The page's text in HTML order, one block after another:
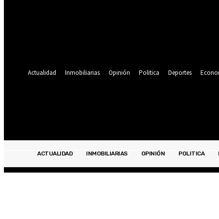
Actualidad
Inmobiliarias Opinión Politica Deportes
ACTUALIDAD INMOBILIARIAS OPINIÓN POLITICA